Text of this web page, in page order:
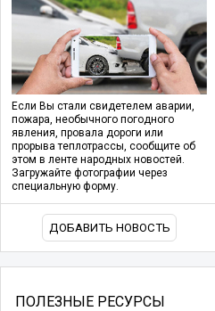
Если Вы стали свидетелем аварии,
пожара, необычного погодного
явления, провала дороги или
прорыва теплотрассы, сообщите об
этом в ленте народных новостей.
Загружайте фотографии через
специальную форму.
ДОБАВИТЬ НОВОСТЬ
ПОЛЕЗНЫЕ РЕСУРСЫ